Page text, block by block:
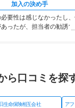
加入の決め手
要性は感じなかったし
ったが、担当者の勧誘
ら口コミを探
生命保険相互会社 ア